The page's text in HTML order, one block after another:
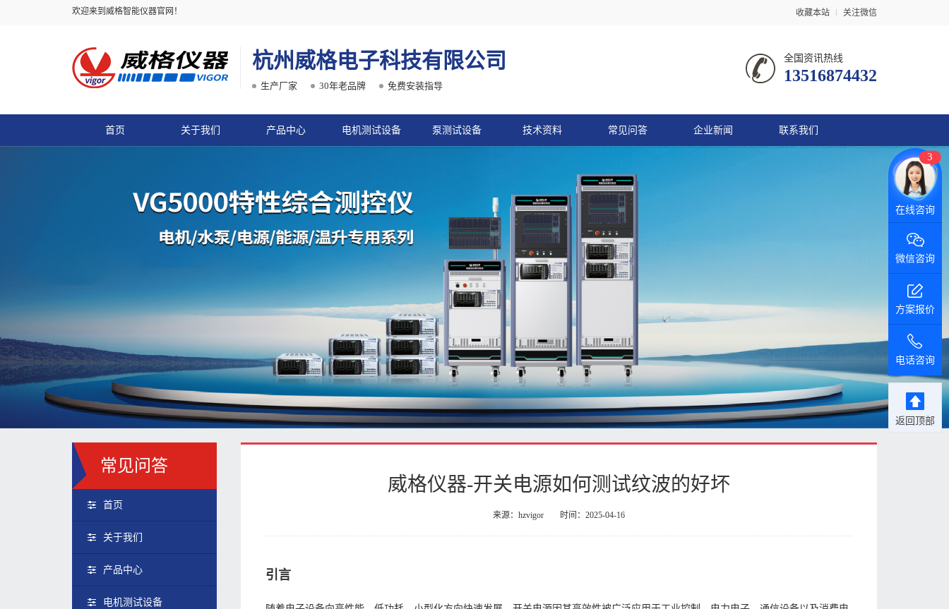
欢迎来到威格智能仪器官网！ 收藏本站 关注微信
杭州威格电子科技有限公司
生产厂家 30年老品牌 免费安装指导
全国资讯热线
13516874432
首页 关于我们 产品中心 电机测试设备 泵测试设备 技术资料 常见问答 企业新闻 联系我们
常见问答
首页
关于我们
产品中心
电机测试设备
威格仪器-开关电源如何测试纹波的好坏
来源：hzvigor 时间：2025-04-16
引言
3
微信咨询
方案报价
电话咨询
返回顶部